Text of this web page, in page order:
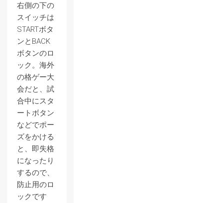
右側の下の
スイッチは
STARTボタ
ンとBACK
ボタンのロ
ック。海外
の格ゲー大
会だと、試
合中にスタ
ートボタン
などでポー
ズをかける
と、即失格
になったり
するので、
防止用のロ
ックです